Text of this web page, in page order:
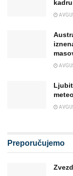
Preporučujemo